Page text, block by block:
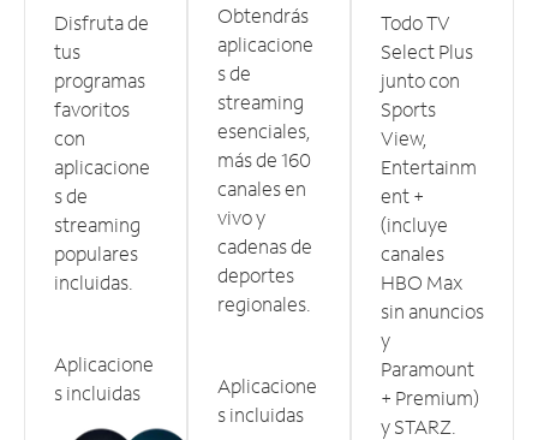
Disfruta de
tus
programas
favoritos
con
aplicacione
s de
streaming
populares
incluidas.
Aplicacione
s incluidas
Obtendrás
aplicacione
s de
streaming
esenciales,
más de 160
canales en
vivo y
cadenas de
deportes
regionales.
Aplicacione
s incluidas
Todo TV
Select Plus
junto con
Sports
View,
Entertainm
ent +
(incluye
canales
HBO Max
sin anuncios
y
Paramount
+ Premium)
y STARZ.